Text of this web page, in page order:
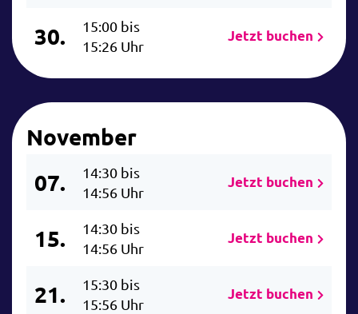
30.
15:00 bis
15:26 Uhr
Jetzt buchen
November
07.
14:30 bis
14:56 Uhr
Jetzt buchen
15.
14:30 bis
14:56 Uhr
Jetzt buchen
21.
15:30 bis
15:56 Uhr
Jetzt buchen